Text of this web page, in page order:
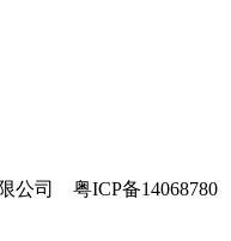
公司 粤ICP备14068780